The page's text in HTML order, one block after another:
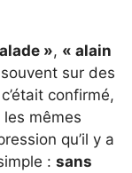
», « alain
sur des
confirmé,
les mêmes
qu’il y a
: sans